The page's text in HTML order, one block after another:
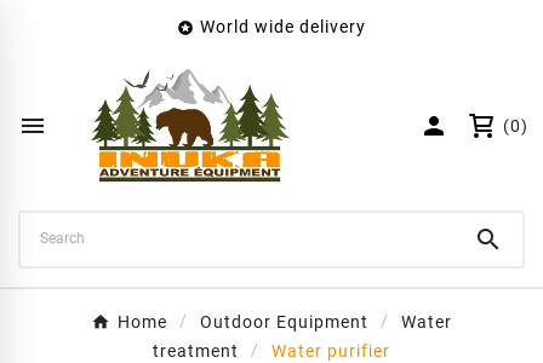
 World wide delivery
  (0)

Home Outdoor Equipment
Water
treatment
Water purifier
Wishlist name